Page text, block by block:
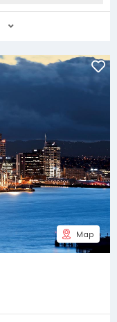
Map